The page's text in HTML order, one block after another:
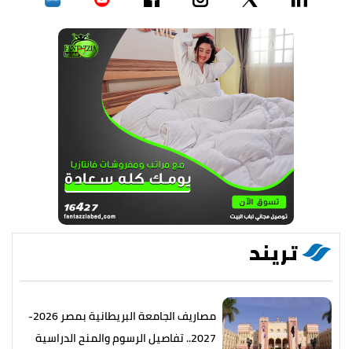
تريند
مصاريف الجامعة البريطانية بمصر 2026-
2027.. تفاصيل الرسوم والمنح الدراسية